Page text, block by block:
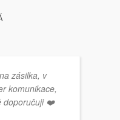
zásilka, v
komunikace,
doporučuji ❤️